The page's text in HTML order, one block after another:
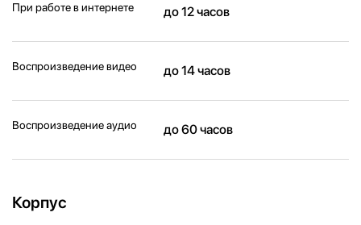
При работе в интернете до 12 часов
Воспроизведение видео до 14 часов
Воспроизведение аудио до 60 часов
Корпус